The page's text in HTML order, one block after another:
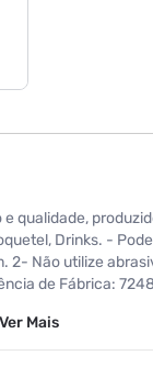
qualidade,
Drinks. -
Não utilize
de Fábrica:
Ver Mais